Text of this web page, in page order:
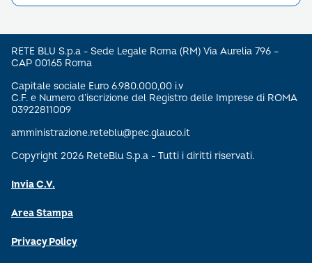
RETE BLU S.p.a - Sede Legale Roma (RM) Via Aurelia 796 –
CAP 00165 Roma
Capitale sociale Euro 6.980.000,00 i.v
C.F. e Numero d’iscrizione del Registro delle Imprese di ROMA
03922811009
amministrazione.reteblu@pec.glauco.it
Copyright 2026 ReteBlu S.p.a - Tutti i diritti riservati.
Invia C.V.
Area Stampa
Privacy Policy